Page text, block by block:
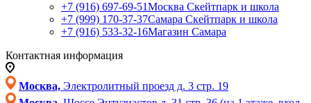
+7 (916) 697-69-51Москва Скейтпарк и школа
+7 (999) 170-37-37Самара Скейтпарк и школа
+7 (916) 533-32-16Магазин Самара
Контактная информация
Москва, Электролитный проезд д. 3 стр. 19